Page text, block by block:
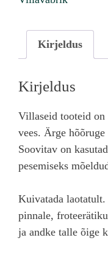
Kirjeldus
Kirjeldus
Villaseid tooteid on
vees. Ärge
Soovitav on
pesemiseks
Kuivatada laotatult.
pinnale,
ja andke talle õige